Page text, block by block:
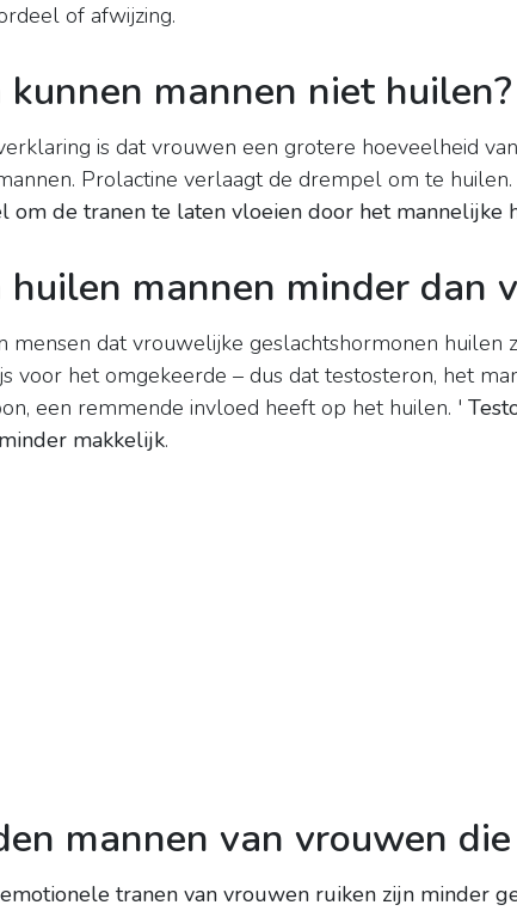
of afwijzing.
mannen niet huilen?
is dat vrouwen een grotere hoeveelheid
Prolactine verlaagt de drempel om te huilen.
om de tranen te laten vloeien door het mannelijke
mannen minder dan
mensen dat vrouwelijke geslachtshormonen huilen
voor het omgekeerde – dus dat testosteron, het
een remmende invloed heeft op het huilen. '
makkelijk.
mannen van vrouwen
tranen van vrouwen ruiken zijn minder